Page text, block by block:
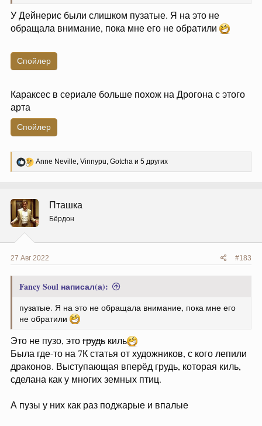
У Дейнерис были слишком пузатые. Я на это не
обращала внимание, пока мне его не обратили
Спойлер
Караксес в сериале больше похож на Дрогона с этого
арта
Спойлер
Р
е
ц
и
:
Anne Neville, Vinnypu, Gotcha и 5 других
Пташка
Бёрдон
27 Авг 2022 #183
Fancy Soul написал(а):
пузатые. Я на это не обращала внимание, пока мне его
не обратили
Это не пузо, этогрудь киль
Была где-то на 7К статья от художников, с кого лепили
драконов. Выступающая вперёд грудь, которая киль,
сделана как у многих земных птиц.
А пузы у них как раз поджарые и впалые